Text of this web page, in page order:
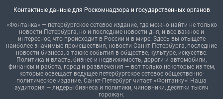
Контактные данные для Роскомнадзора и государственных органов
«Фонтанка» — петербургское сетевое издание, где можно найти не только
новости Петербурга, но и последние новости дня, и все важное и
интересное, что происходит в России и в мире. Здесь вы отыщете
наиболее значимые происшествия, новости Санкт-Петербурга, последние
новости бизнеса, а также события в обществе, культуре, искусстве.
Политика и власть, бизнес и недвижимость, дороги и автомобили,
финансы и работа, город и развлечения — вот только некоторые из тем,
которые освещает ведущее петербургское сетевое общественно-
политическое издание. Санкт-Петербург читает «Фонтанку»! Наша
аудитория — лидеры бизнеса и политики, чиновники, десятки тысяч
горожан.